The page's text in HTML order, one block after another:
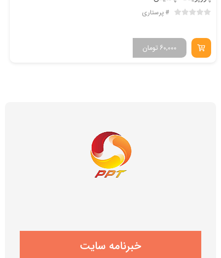
پرستاری
تومان 60,000
خبرنامه سایت